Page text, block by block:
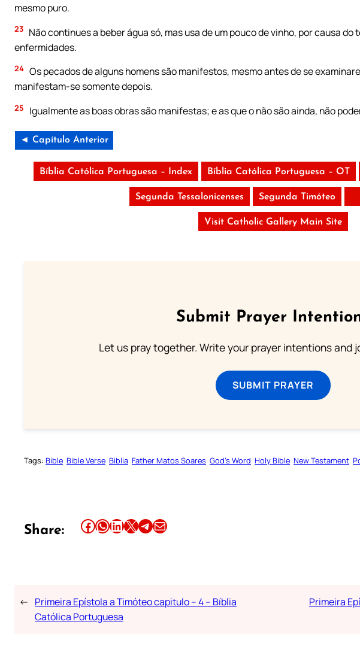
mesmo puro.
23 Não continues a beber água só, mas usa de um pouco de vinho, por causa
enfermidades.
24 Os pecados de alguns homens são manifestos, mesmo antes de se
manifestam-se somente depois.
25 Igualmente as boas obras são manifestas; e as que o não são ainda, não
◄ Capítulo Anterior
Bíblia Católica Portuguesa – Index Bíblia Católica Portuguesa – OT
Segunda Tessalonicenses Segunda Timóteo
Visit Catholic Gallery Main Site
Submit Prayer
Let us pray together. Write your prayer intentions and
SUBMIT PRAYER
Tags: Bible Bible Verse Biblia Father Matos Soares God’s Word Holy Bible New Testament
Share: Share this article on Facebook Share this article on WhatsApp Share this article on LinkedIn Share this article on X Share this article on TelegramEmail this Article
← Primeira Epístola a Timóteo capitulo – 4 – Bíblia
Católica Portuguesa
Primeira